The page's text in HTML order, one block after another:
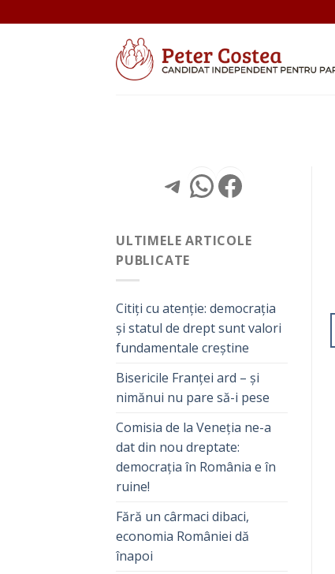
to
Telegram
WhatsApp
ULTIMELE ARTICOLE
PUBLICATE
Citiți cu atenție: democrația
și statul de drept sunt valori
fundamentale creștine
Bisericile Franței ard – și
nimănui nu pare să-i pese
Comisia de la Veneția ne-a
dat din nou dreptate:
democrația în România e în
ruine!
Fără un cârmaci dibaci,
economia României dă
înapoi